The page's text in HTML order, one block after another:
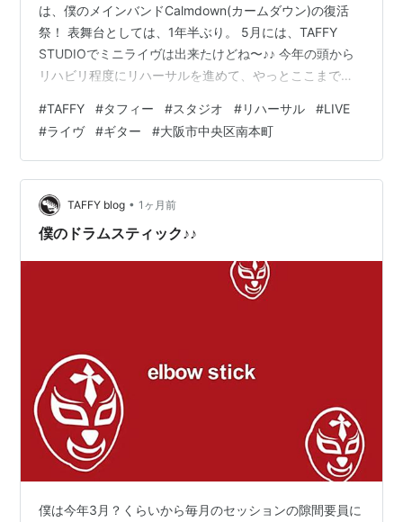
は、僕のメインバンドCalmdown(カームダウン)の復活
祭！ 表舞台としては、1年半ぶり。 5月には、TAFFY
STUDIOでミニライヴは出来たけどね〜♪♪ 今年の頭から
リハビリ程度にリハーサルを進めて、やっとここまで辿
うな気がするぜー（＾＾b 後は、みんなをビビらせるだ
け(￣▽￣;)ﾁﾋﾞﾘｿｳw Calmdown(落ち着け！)の名前通り落
ち着いた演奏をしたいところだけど、今回は少年のよう
な演奏が予想されるww 東京から僕のbrothger!!!(鶯谷エ
クスプロージ…
#TAFFY #タフィー #スタジオ #リハーサル #LIVE
#ライヴ #ギター #大阪市中央区南本町
TAFFY blog • 1ヶ月前
僕のドラムスティック♪♪
僕は今年3月？くらいから毎月のセッションの隙間要員に